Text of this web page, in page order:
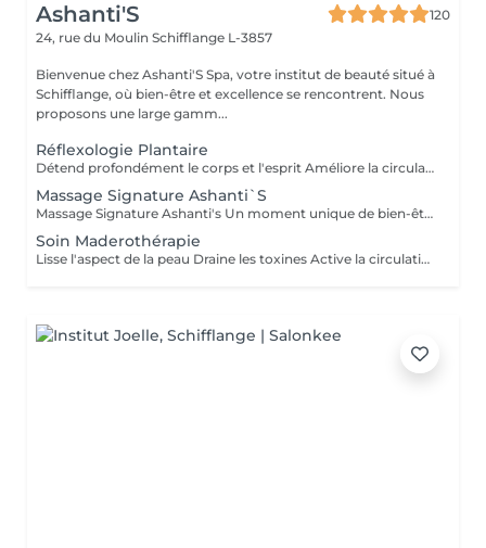
Ashanti'S
120
24, rue du Moulin Schifflange L-3857
Bienvenue chez Ashanti'S Spa, votre institut de beauté situé à
Schifflange, où bien-être et excellence se rencontrent. Nous
proposons une large gamm...
Réflexologie Plantaire
Détend profondément le corps et l'esprit Améliore la circulation sanguine et lymphatique Aide à éliminer les tensions et les blocages énergétiques Renforce le système immunitaire Idéal pour : se ressourcer, apaiser le mental et réharmoniser le corps naturellement
Massage Signature Ashanti`S
Massage Signature Ashanti's Un moment unique de bien-être, entièrement personnalisé selon vos besoins. Notre praticienne se tient au plus proche du client, à l'écoute de chaque tension et chaque zone sensible. Ce massage est conçu pour identifier et libérer les points de tension sur le corps, favoriser la relaxation profonde et rétablir l'harmonie physique et mentale. Caractéristiques : Approche sur-mesure selon votre état et vos besoins Techniques combinées pour soulager les tensions musculaires Accent sur les points de stress et zones sensibles Relaxation totale et sensation de légèreté après la séance Résultat : un corps détendu, revitalisé et une sensation de sérénité durable
Soin Maderothérapie
Lisse l'aspect de la peau Draine les toxines Active la circulation lymphatique Tonifie et redessine les contours du corps